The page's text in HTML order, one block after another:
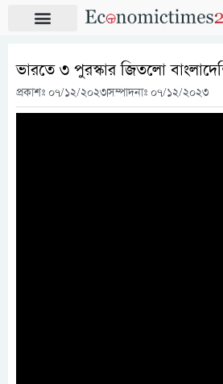
ভারতে ৩ পুরস্কার জিতলো
প্রকাশঃ ০৭/১২/২০২৩সম্পাদনাঃ ০৭/১২/২০২৩